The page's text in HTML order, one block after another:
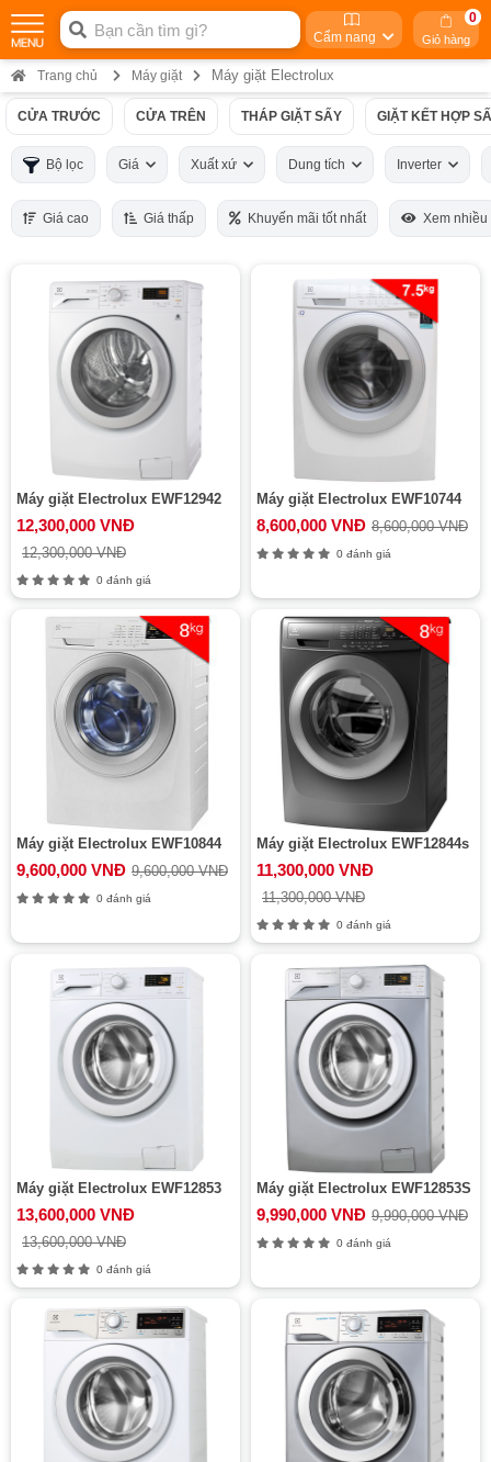
Cẩm nang Giỏ hàng
0
Trang chủ Máy giặt Máy giặt Electrolux
CỬA TRƯỚC CỬA TRÊN THÁP GIẶT SẤY GIẶT KẾT HỢP
Bộ lọc Giá Xuất xứ Dung tích Inverter
Giá cao Giá thấp Khuyến mãi tốt nhất Xem nhiều
Máy giặt Electrolux EWF12942
12,300,000 VNĐ
12,300,000 VNĐ
0 đánh giá
Máy giặt Electrolux EWF10744
8,600,000 VNĐ 8,600,000 VNĐ
0 đánh giá
Máy giặt Electrolux EWF10844
9,600,000 VNĐ 9,600,000 VNĐ
0 đánh giá
Máy giặt Electrolux EWF12844s
11,300,000 VNĐ
11,300,000 VNĐ
0 đánh giá
Máy giặt Electrolux EWF12853
13,600,000 VNĐ
13,600,000 VNĐ
0 đánh giá
Máy giặt Electrolux EWF12853S
9,990,000 VNĐ 9,990,000 VNĐ
0 đánh giá